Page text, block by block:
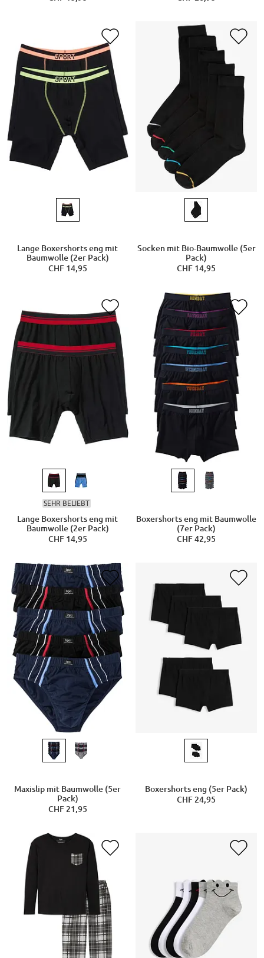
Lange Boxershorts eng mit
Baumwolle (2er Pack)
CHF 14,95
Socken mit Bio-Baumwolle (5er
Pack)
CHF 14,95
SEHR BELIEBT
Lange Boxershorts eng mit
Baumwolle (2er Pack)
CHF 14,95
Boxershorts eng mit Baumwolle
(7er Pack)
CHF 42,95
Maxislip mit Baumwolle (5er
Pack)
CHF 21,95
Boxershorts eng (5er Pack)
CHF 24,95